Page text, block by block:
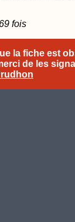
fois
la fiche est
de les